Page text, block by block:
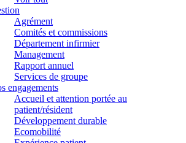
Agrément
Comités et commissions
Département infirmier
Management
Rapport annuel
Services de groupe
engagements
Accueil et attention portée au
patient/résident
Développement durable
Ecomobilité